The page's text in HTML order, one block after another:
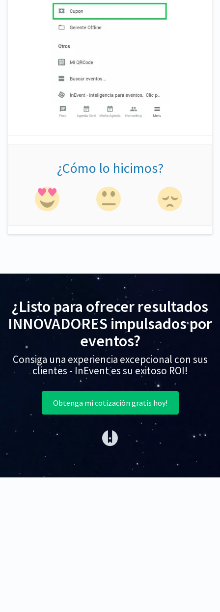
¿Cómo lo hicimos?
¿Listo para ofrecer resultados
INNOVADORES impulsados por
eventos?
Consiga una experiencia excepcional con sus
clientes - InEvent es su exitoso ROI!
Obtenga mi cotización gratis hoy!
(opens in a new tab)